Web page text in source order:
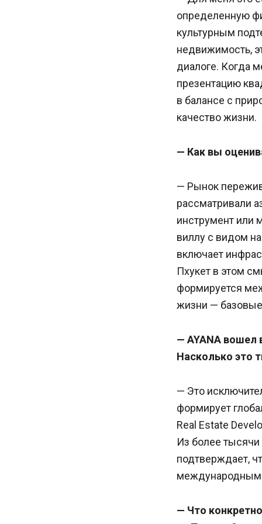
определенную
культурным
недвижимость,
диалоге. Когда
презентацию
в балансе с
качество жизни.
— Как вы
— Рынок
рассматривали
инструмент или
виллу с видом
включает
Пхукет в этом
формируется
жизни —
— AYANA вошел
Насколько это
— Это
формирует
Real Estate
Из более тысячи
подтверждает,
— Что